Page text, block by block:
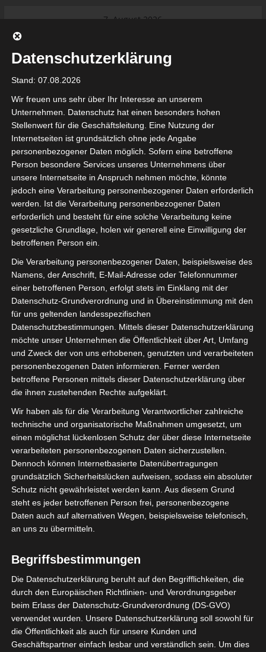
7. August 2026
beginnt am 22. und 23. August
2026 (Update)
Meisterschaft an
Ligue 1 Pro: Spielplan der ersten 15
Spieltage der Saison 2026/2027
Ligue 2 Pro Tunesien 2026/2027 –
Saison beginnt am am 19./20.
September 2026
Internationaler Sportgerichtshof
lehnt Eilverfahren ab – AS Soliman
steuert auf die Ligue 2 zu
tunesienfussball.de
Tunesien Ligafußball
von Google Adsense (Google Ireland Limited, Gordon House, Barrow
Ireland) benötigen wir laut DSGVO Ihre Zustimmung. Es werden seitens
Daten erhoben, verarbeitet und gespeichert. Welche Daten genau
bitte den Datenschutzbedingungen.
Google Adsenseist deaktiviert. ✓ Erlauben Datenschutzbedingungen
Sie befinden sich hier:Startseite»ES Metlaoui
ES Metlaoui
ES Metlaoui nach
Elfmeterschießen gegen Zarzis
wieder in Ligue 1
13. Oktober 2022 Platzwart
1384 Views
ES Metlaoui, ES Zarzis ,Ligue 1
Datenschutzerklärung
Stand: 07.08.2026
Wir freuen uns sehr über Ihr Interesse an unserem
Unternehmen. Datenschutz hat einen besonders hohen
Stellenwert für die Geschäftsleitung. Eine Nutzung der
Internetseiten ist grundsätzlich ohne jede Angabe
personenbezogener Daten möglich. Sofern eine betroffene
Person besondere Services unseres Unternehmens über
unsere Internetseite in Anspruch nehmen möchte, könnte
jedoch eine Verarbeitung personenbezogener Daten erforderlich
werden. Ist die Verarbeitung personenbezogener Daten
erforderlich und besteht für eine solche Verarbeitung keine
gesetzliche Grundlage, holen wir generell eine Einwilligung der
betroffenen Person ein.
Die Verarbeitung personenbezogener Daten, beispielsweise des
Namens, der Anschrift, E-Mail-Adresse oder Telefonnummer
einer betroffenen Person, erfolgt stets im Einklang mit der
Datenschutz-Grundverordnung und in Übereinstimmung mit den
für uns geltenden landesspezifischen
Datenschutzbestimmungen. Mittels dieser Datenschutzerklärung
möchte unser Unternehmen die Öffentlichkeit über Art, Umfang
und Zweck der von uns erhobenen, genutzten und verarbeiteten
personenbezogenen Daten informieren. Ferner werden
betroffene Personen mittels dieser Datenschutzerklärung über
die ihnen zustehenden Rechte aufgeklärt.
Wir haben als für die Verarbeitung Verantwortlicher zahlreiche
technische und organisatorische Maßnahmen umgesetzt, um
einen möglichst lückenlosen Schutz der über diese Internetseite
verarbeiteten personenbezogenen Daten sicherzustellen.
Dennoch können Internetbasierte Datenübertragungen
grundsätzlich Sicherheitslücken aufweisen, sodass ein absoluter
Schutz nicht gewährleistet werden kann. Aus diesem Grund
steht es jeder betroffenen Person frei, personenbezogene
Daten auch auf alternativen Wegen, beispielsweise telefonisch,
an uns zu übermitteln.
Begriffsbestimmungen
Die Datenschutzerklärung beruht auf den Begrifflichkeiten, die
durch den Europäischen Richtlinien- und Verordnungsgeber
beim Erlass der Datenschutz-Grundverordnung (DS-GVO)
verwendet wurden. Unsere Datenschutzerklärung soll sowohl für
die Öffentlichkeit als auch für unsere Kunden und
Geschäftspartner einfach lesbar und verständlich sein. Um dies